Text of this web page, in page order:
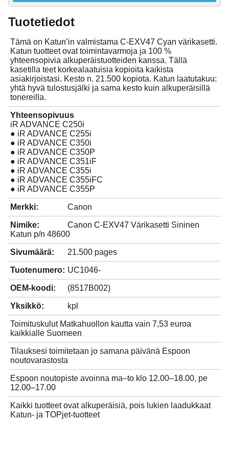
Tuotetiedot
Tämä on Katun’in valmistama C-EXV47 Cyan värikasetti.
Katun tuotteet ovat toimintavarmoja ja 100 %
yhteensopivia alkuperäistuotteiden kanssa. Tällä
kasetilla teet korkealaatuisia kopioita kaikista
asiakirjoistasi. Kesto n. 21.500 kopiota. Katun laatutakuu:
yhtä hyvä tulostusjälki ja sama kesto kuin alkuperäisillä
tonereilla.
Yhteensopivuus
iR ADVANCE C250i
● iR ADVANCE C255i
● iR ADVANCE C350i
● iR ADVANCE C350P
● iR ADVANCE C351iF
● iR ADVANCE C355i
● iR ADVANCE C355iFC
● iR ADVANCE C355P
Merkki: Canon
Nimike:
Canon C-EXV47 Värikasetti Sininen
Katun p/n 48600
Sivumäärä: 21.500 pages
Tuotenumero: UC1046-
OEM-koodi: (8517B002)
Yksikkö: kpl
Toimituskulut Matkahuollon kautta vain 7,53 euroa
kaikkialle Suomeen
Tilauksesi toimitetaan jo samana päivänä Espoon
noutovarastosta
Espoon noutopiste avoinna ma–to klo 12.00–18.00, pe
12.00–17.00
Kaikki tuotteet ovat alkuperäisiä, pois lukien laadukkaat
Katun- ja TOPjet-tuotteet